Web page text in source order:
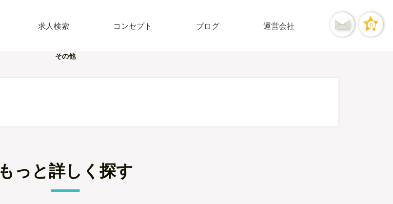
求人検索 コンセプト ブログ 運営会社 0
その他
もっと詳しく探す